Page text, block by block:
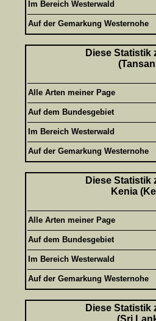
Im Bereich Westerwald
Auf der Gemarkung Westernohe
Diese Statistik
Alle Arten meiner Page
Auf dem Bundesgebiet
Im Bereich Westerwald
Auf der Gemarkung Westernohe
Diese Statistik
Kenia
Alle Arten meiner Page
Auf dem Bundesgebiet
Im Bereich Westerwald
Auf der Gemarkung Westernohe
Diese Statistik
(Sri